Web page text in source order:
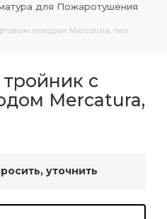
для Пожаротушения
отводом Mercatura, тип
с
Mercatura,
уточнить